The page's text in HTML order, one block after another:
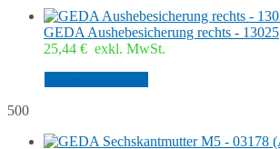
GEDA Aushebesicherung rechts - 13025
25,44 € exkl. MwSt.
500